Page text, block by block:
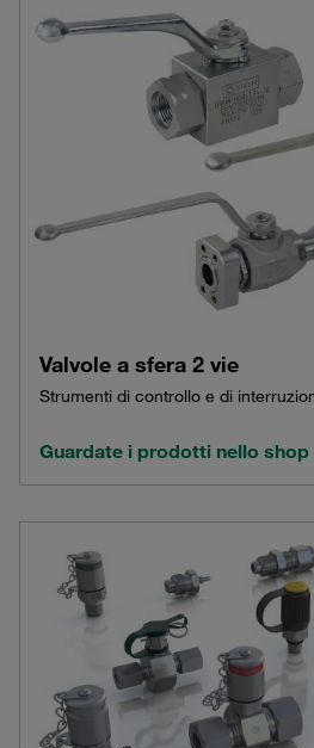
Valvole a sfera 2 vie
Strumenti di controllo e di
Guardate i prodotti nello shop